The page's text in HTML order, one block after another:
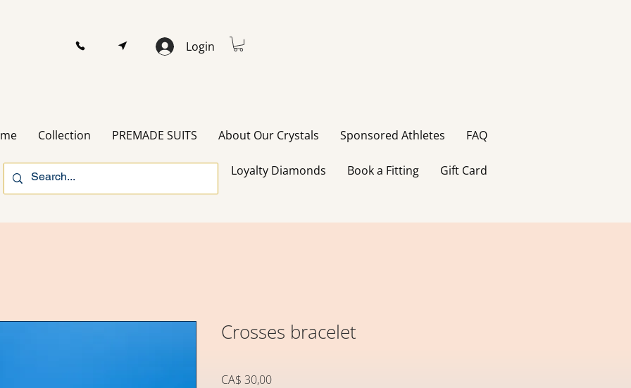
Login
Collection PREMADE SUITS About Our Crystals Sponsored Athletes FAQ
Loyalty Diamonds Book a Fitting Gift Card
Crosses bracelet
CA$ 30,00Preço